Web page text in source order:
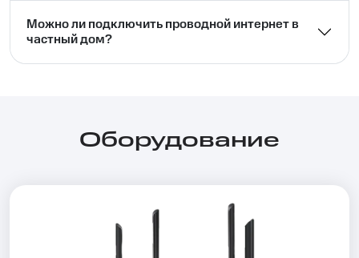
Можно ли подключить проводной интернет в
частный дом?⁣⁣
Оборудование